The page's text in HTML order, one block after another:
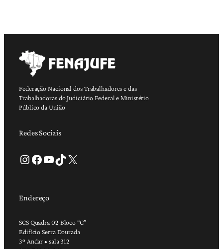
Federação Nacional dos Trabalhadores e das
Trabalhadoras do Judiciário Federal e Ministério
Público da União
Redes Sociais
Instagram Facebook Youtube TikTok X
Endereço
SCS Quadra 02 Bloco “C”
Edifício Serra Dourada
3º Andar • sala 312